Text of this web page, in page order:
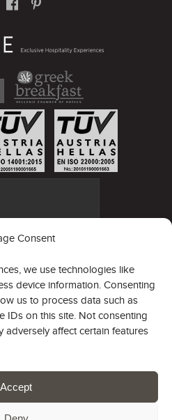
Consent
we use technologies like
device information. Consenting
us to process data such as
IDs on this site. Not consenting
affect certain features
Acceptрассылка